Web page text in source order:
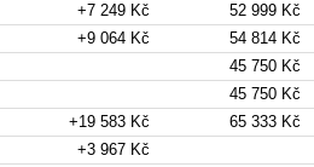
+7 249 Kč
52 999 Kč
+9 064 Kč
54 814 Kč
45 750 Kč
45 750 Kč
+19 583 Kč
65 333 Kč
+3 967 Kč